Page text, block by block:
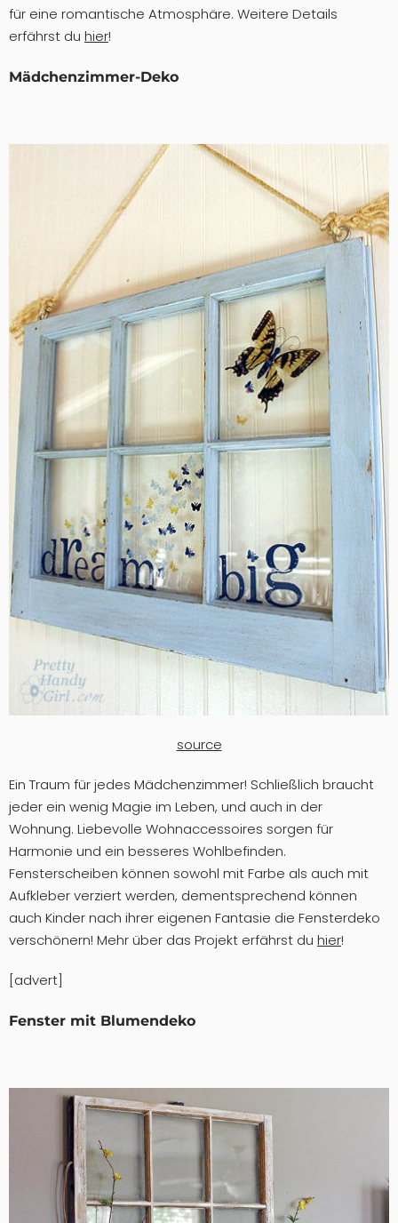
für eine romantische Atmosphäre. Weitere Details
erfährst du hier!
Mädchenzimmer-Deko
source
Ein Traum für jedes Mädchenzimmer! Schließlich braucht
jeder ein wenig Magie im Leben, und auch in der
Wohnung. Liebevolle Wohnaccessoires sorgen für
Harmonie und ein besseres Wohlbefinden.
Fensterscheiben können sowohl mit Farbe als auch mit
Aufkleber verziert werden, dementsprechend können
auch Kinder nach ihrer eigenen Fantasie die Fensterdeko
verschönern! Mehr über das Projekt erfährst du hier!
[advert]
Fenster mit Blumendeko